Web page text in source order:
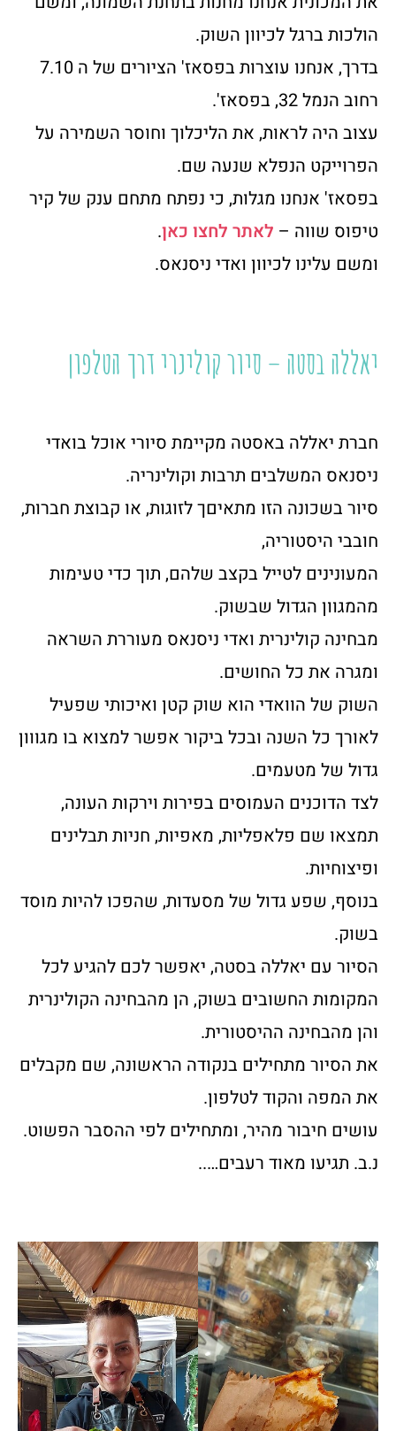
הולכות ברגל לכיוון השוק.
בדרך, אנחנו עוצרות בפסאז' הציורים של ה 7.10
רחוב הנמל 32, בפסאז'.
עצוב היה לראות, את הליכלוך וחוסר השמירה על
הפרוייקט הנפלא שנעה שם.
בפסאז' אנחנו מגלות, כי נפתח מתחם ענק של קיר
טיפוס שווה – לאתר לחצו כאן.
ומשם עלינו לכיוון ואדי ניסנאס.
יאללה בסטה – סיור קולינרי דרך הטלפון
חברת יאללה באסטה מקיימת סיורי אוכל בואדי
ניסנאס המשלבים תרבות וקולינריה.
סיור בשכונה הזו מתאיםך לזוגות, או קבוצת חברות,
חובבי היסטוריה,
המעונינים לטייל בקצב שלהם, תוך כדי טעימות
מהמגוון הגדול שבשוק.
מבחינה קולינרית ואדי ניסנאס מעוררת השראה
ומגרה את כל החושים.
השוק של הוואדי הוא שוק קטן ואיכותי שפעיל
לאורך כל השנה ובכל ביקור אפשר למצוא בו מגווון
גדול של מטעמים.
לצד הדוכנים העמוסים בפירות וירקות העונה,
תמצאו שם פלאפליות, מאפיות, חניות תבלינים
ופיצוחיות.
בנוסף, שפע גדול של מסעדות, שהפכו להיות מוסד
בשוק.
הסיור עם יאללה בסטה, יאפשר לכם להגיע לכל
המקומות החשובים בשוק, הן מהבחינה הקולינרית
והן מהבחינה ההיסטורית.
את הסיור מתחילים בנקודה הראשונה, שם מקבלים
את המפה והקוד לטלפון.
עושים חיבור מהיר, ומתחילים לפי ההסבר הפשוט.
נ.ב. תגיעו מאוד רעבים…..